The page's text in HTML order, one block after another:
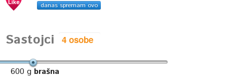
danas spremam ovo
Sastojci
600 g brašna